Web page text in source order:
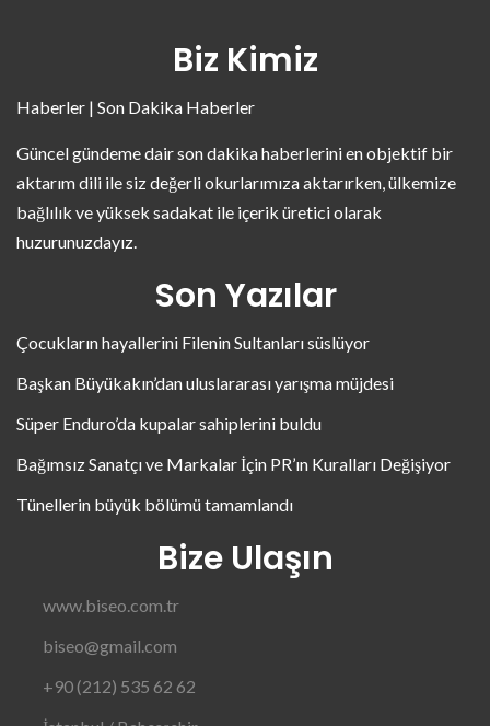
Biz Kimiz
Haberler | Son Dakika Haberler
Güncel gündeme dair son dakika haberlerini en objektif bir
aktarım dili ile siz değerli okurlarımıza aktarırken, ülkemize
bağlılık ve yüksek sadakat ile içerik üretici olarak
huzurunuzdayız.
Son Yazılar
Çocukların hayallerini Filenin Sultanları süslüyor
Başkan Büyükakın’dan uluslararası yarışma müjdesi
Süper Enduro’da kupalar sahiplerini buldu
Bağımsız Sanatçı ve Markalar İçin PR’ın Kuralları Değişiyor
Tünellerin büyük bölümü tamamlandı
Bize Ulaşın
www.biseo.com.tr
biseo@gmail.com
+90 (212) 535 62 62